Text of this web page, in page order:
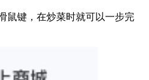
鼠键，在炒菜时就可以一步完